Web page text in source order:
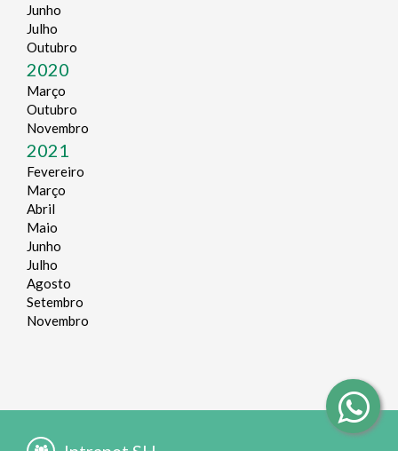
Junho
Julho
Outubro
2020
Março
Outubro
Novembro
2021
Fevereiro
Março
Abril
Maio
Junho
Julho
Agosto
Setembro
Novembro